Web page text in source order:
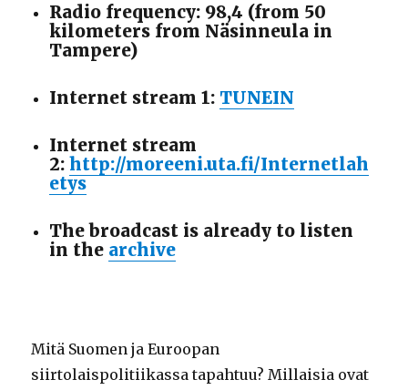
Radio frequency: 98,4 (from 50
kilometers from Näsinneula in
Tampere)
Internet stream 1: TUNEIN
Internet stream
2:http://moreeni.uta.fi/Internetlah
etys
The broadcast is already to listen
in the archive
Mitä Suomen ja Euroopan
siirtolaispolitiikassa tapahtuu? Millaisia ovat